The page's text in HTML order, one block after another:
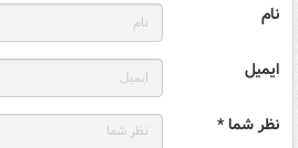
نام
ایمیل
نظر شما *